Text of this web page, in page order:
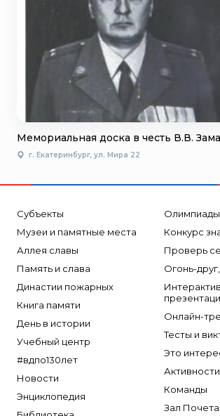
Мемориальная доска в честь В.В.
г. Екатеринбург, ул. Мира 22
Субъекты
Музеи и памятные места
Аллея славы
Память и слава
Династии пожарных
Книга памяти
День в истории
Учебный центр
#вдпо130лет
Новости
Энциклопедия
Олимпиады
Конкурс
Проверь
Огонь-
Онлайн-
Тесты и
Это
Активности
Команды
Зал Почета